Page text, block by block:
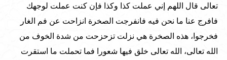
تعالى قال اللهم إني عملت كذا وكذا فإن كنت عملت لوجهك
فافرج عنا ما نحن فيه فانفرجت الصخرة انزاحت عن فم الغار
فخرجوا، هذه الصخرة هي نزلت تزحزحت من شدة الخوف من
الله تعالى، الله تعالى خلق فيها شعورا فما تحملت ما استقرت